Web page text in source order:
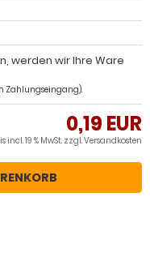
werden wir Ihre Ware
Zahlungseingang).
0,19 EUR
incl. 19 % MwSt. zzgl.Versandkosten